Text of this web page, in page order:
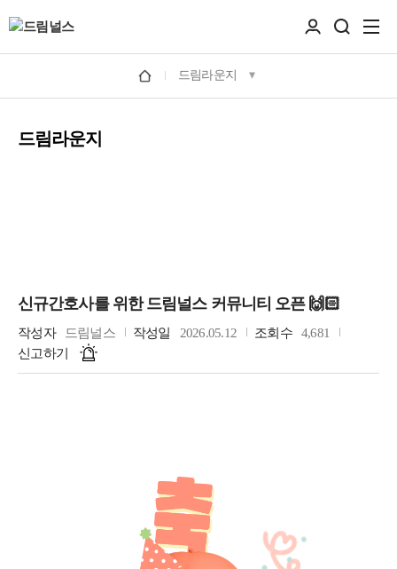
드림라운지
드림라운지
신규간호사를 위한 드림널스 커뮤니티 오픈 🙌🏻
작성자 드림널스 작성일 2026.05.12 조회수
4,681
신고하기